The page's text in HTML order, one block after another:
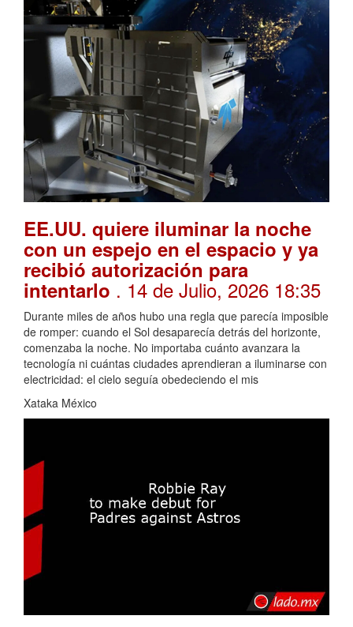
EE.UU. quiere iluminar la noche
con un espejo en el espacio y ya
recibió autorización para
intentarlo . 14 de Julio, 2026 18:35
Durante miles de años hubo una regla que parecía imposible
de romper: cuando el Sol desaparecía detrás del horizonte,
comenzaba la noche. No importaba cuánto avanzara la
tecnología ni cuántas ciudades aprendieran a iluminarse con
electricidad: el cielo seguía obedeciendo el mis
Xataka México